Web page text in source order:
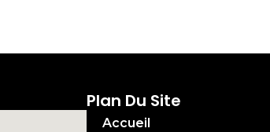
Plan Du Site
Accueil